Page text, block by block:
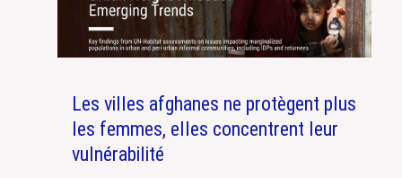
Les villes afghanes ne protègent plus
les femmes, elles concentrent leur
vulnérabilité